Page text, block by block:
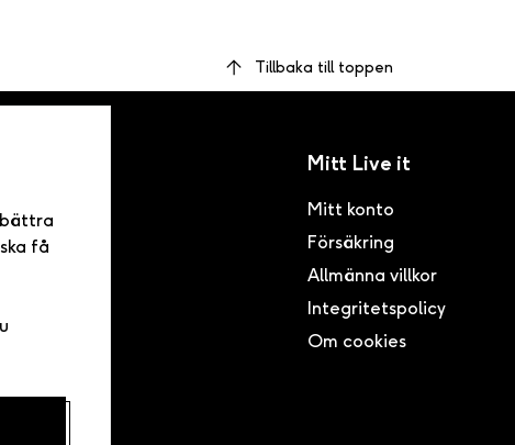
få
Tillbaka till toppen
inom
i
Mitt Live it
Mitt konto
Försäkring
Allmänna villkor
Integritetspolicy
Om cookies